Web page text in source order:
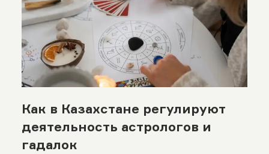
Как в Казахстане регулируют
деятельность астрологов и
гадалок